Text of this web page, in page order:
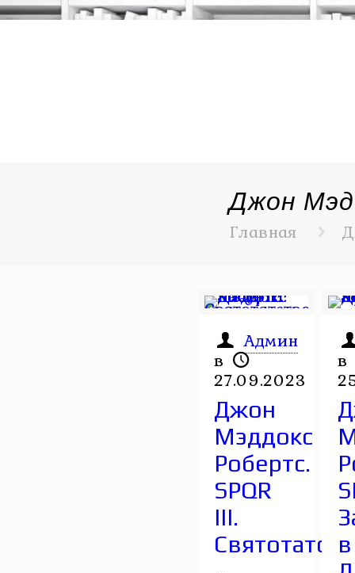
Джон
Главная
Админ
в
27.09.2023
Джон
Мэддокс
Робертс.
SPQR
III.
в
в